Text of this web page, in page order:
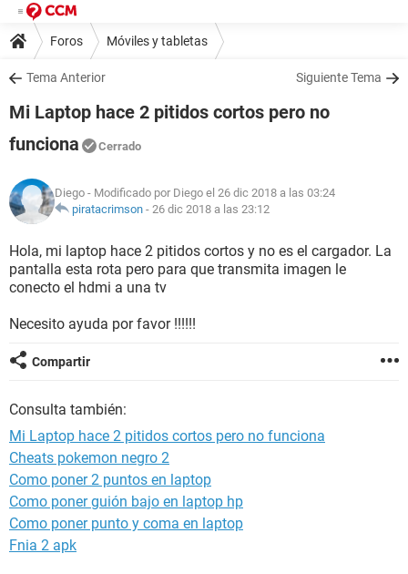
Foros Móviles y tabletas
Tema Anterior Siguiente Tema
Mi Laptop hace 2 pitidos cortos pero no
funciona
Cerrado
Diego - Modificado por Diego el 26 dic 2018 a las 03:24
piratacrimson - 26 dic 2018 a las 23:12
Hola, mi laptop hace 2 pitidos cortos y no es el cargador. La
pantalla esta rota pero para que transmita imagen le
conecto el hdmi a una tv
Necesito ayuda por favor !!!!!!
Compartir
Consulta también:
Mi Laptop hace 2 pitidos cortos pero no funciona
Cheats pokemon negro 2
Como poner 2 puntos en laptop
Como poner guión bajo en laptop hp
Como poner punto y coma en laptop
Fnia 2 apk